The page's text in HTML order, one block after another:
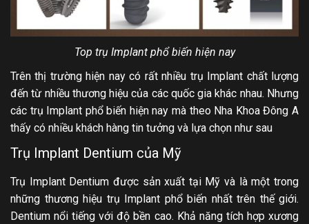
Top trụ Implant phổ biến hiện nay
Trên thị trường hiện nay có rất nhiều trụ Implant chất lượng
đến từ nhiều thương hiệu của các quốc gia khác nhau. Nhưng
các trụ Implant phổ biến hiện nay mà theo Nha Khoa Đông A
thấy có nhiều khách hàng tin tưởng và lựa chọn như sau
Trụ Implant Dentium của Mỹ
Trụ Implant Dentium được sản xuất tại Mỹ và là một trong
những thương hiệu trụ Implant phổ biến nhất trên thế giới.
Dentium nổi tiếng với độ bền cao. Khả năng tích hợp xương